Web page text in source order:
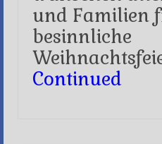
und Familien
besinnliche
Continued